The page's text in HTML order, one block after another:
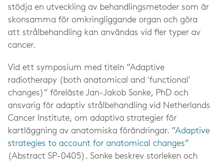
stödja en utveckling av behandlingsmetoder som är
skonsamma för omkringliggande organ och göra
att strålbehandling kan användas vid fler typer av
cancer.
Vid ett symposium med titeln ”Adaptive
radiotherapy (both anatomical and 'functional'
changes)” föreläste Jan-Jakob Sonke, PhD och
ansvarig för adaptiv strålbehandling vid Netherlands
Cancer Institute, om adaptiva strategier för
kartläggning av anatomiska förändringar. ”Adaptive
strategies to account for anatomical changes”
(Abstract SP-0405). Sonke beskrev storleken och